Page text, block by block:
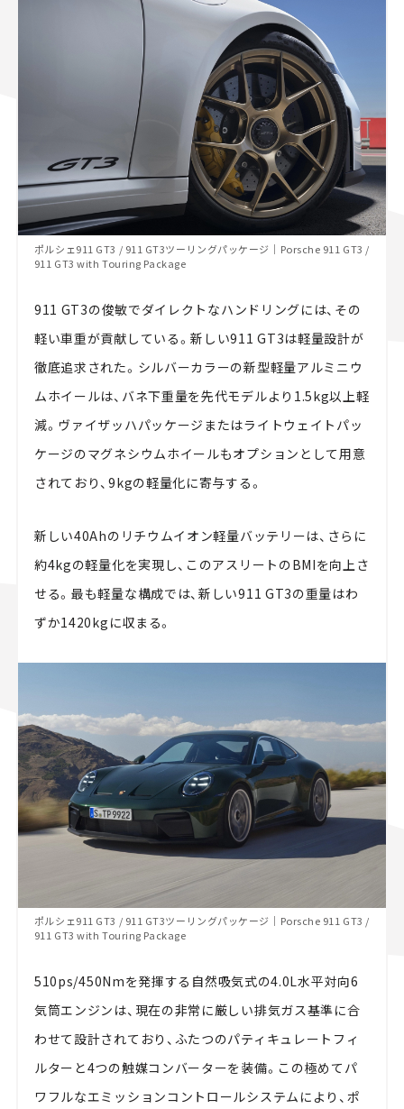
ポルシェ911 GT3 / 911 GT3ツーリングパッケージ｜Porsche 911 GT3 /
911 GT3 with Touring Package
911 GT3の俊敏でダイレクトなハンドリングには、その
軽い車重が貢献している。新しい911 GT3は軽量設計が
徹底追求された。シルバーカラーの新型軽量アルミニウ
ムホイールは、バネ下重量を先代モデルより1.5kg以上軽
減。ヴァイザッハパッケージまたはライトウェイトパッ
ケージのマグネシウムホイールもオプションとして用意
されており、9kgの軽量化に寄与する。
新しい40Ahのリチウムイオン軽量バッテリーは、さらに
約4kgの軽量化を実現し、このアスリートのBMIを向上さ
せる。最も軽量な構成では、新しい911 GT3の重量はわ
ずか1420kgに収まる。
ポルシェ911 GT3 / 911 GT3ツーリングパッケージ｜Porsche 911 GT3 /
911 GT3 with Touring Package
510ps/450Nmを発揮する自然吸気式の4.0L水平対向6
気筒エンジンは、現在の非常に厳しい排気ガス基準に合
わせて設計されており、ふたつのパティキュレートフィ
ルターと4つの触媒コンバーターを装備。この極めてパ
ワフルなエミッションコントロールシステムにより、ポ